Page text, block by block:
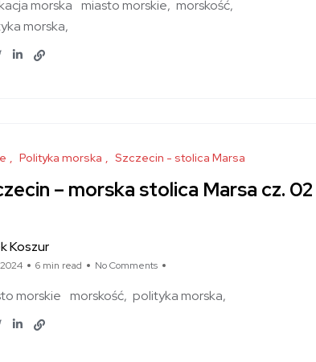
morska miasto morskie morskość
morska
Polityka morska Szczecin - stolica Marsa
– morska stolica Marsa cz. 02
Koszur
6 min read No Comments
morskie morskość polityka morska